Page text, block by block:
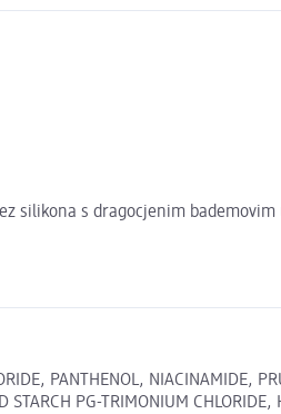
silikona s dragocjenim
PANTHENOL, NIACINAMIDE,
STARCH PG-TRIMONIUM